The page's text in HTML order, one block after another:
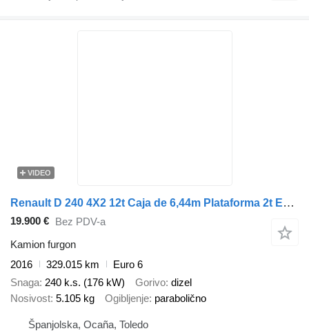
VIDEO
Renault D 240 4X2 12t Caja de 6,44m Plataforma 2t Euro 6
19.900 € Bez PDV-a
Kamion furgon
2016
329.015 km
Euro 6
Snaga 240 k.s. (176 kW) Gorivo dizel
Nosivost 5.105 kg Ogibljenje parabolično
Španjolska, Ocaña, Toledo